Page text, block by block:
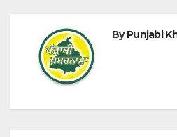
ByPunjabi